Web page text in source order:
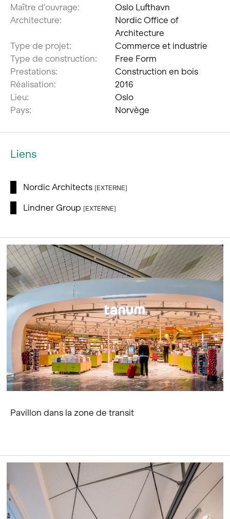
Maître d'ouvrage:
Oslo Lufthavn
Architecture:
Nordic Office of
Architecture
Type de projet:
Commerce et industrie
Type de construction:
Free Form
Prestations:
Construction en bois
Réalisation:
2016
Lieu:
Oslo
Pays:
Norvège
Liens
Nordic Architects [EXTERNE]
Lindner Group [EXTERNE]
Pavillon dans la zone de transit